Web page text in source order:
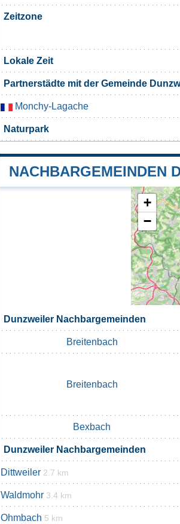
Zeitzone
Lokale Zeit
Partnerstädte mit der Gemeinde
Monchy-Lagache
Naturpark
NACHBARGEMEINDEN
+
−
Dunzweiler Nachbargemeinden
Breitenbach
Breitenbach
Bexbach
Dunzweiler Nachbargemeinden
Dittweiler 2.7 km
Waldmohr 3.4 km
Ohmbach 5 km